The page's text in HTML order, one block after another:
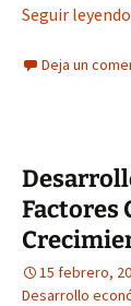
Seguir
Deja un
Factores
15 febrero,
Desarrollo